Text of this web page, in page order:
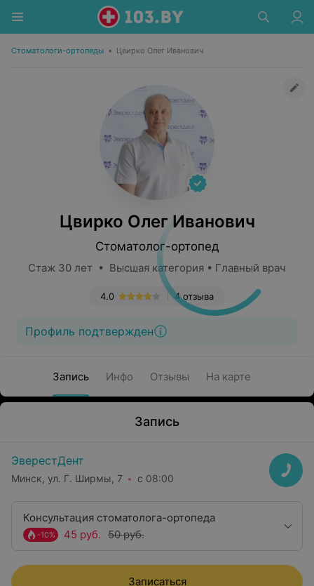
Стоматологи-ортопеды • Цвирко Олег Иванович
Цвирко Олег Иванович
Стоматолог-ортопед
Стаж 30 лет • Высшая категория • Главный врач
4 отзыва
4.0
Профиль подтвержден
Запись Инфо Отзывы На карте
Запись
ЭверестДент
Минск, ул. Г. Ширмы, 7 с 08:00
Консультация стоматолога-ортопеда
-10% 45 руб. 50 руб.
Записаться